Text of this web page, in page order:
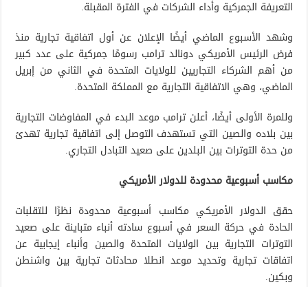
التعريفة الجمركية وأداء الشركات في الفترة المقبلة.
وشهد الأسبوع الماضي أيضًا الإعلان عن أول اتفاقية تجارية منذ
فرض الرئيس الأمريكي دونالد ترامب رسومًا جمركية على عدد كبير
من أهم الشركاء التجاريين للولايات المتحدة في الثاني من إبريل
الماضي، وهي الاتفاقية التجارية مع المملكة المتحدة.
وللمرة الأولى أيضًا، أعلن ترامب موعد البدء في المفاوضات التجارية
بين بلاده والصين التي تستهدف التوصل إلى اتفاقية تجارية تهدئ
من حدة التوترات بين البلدين على صعيد التبادل التجاري.
مكاسب أسبوعية محدودة للدولار الأمريكي
حقق الدولار الأمريكي مكاسب أسبوعية محدودة نظرًا للتقلبات
الحادة في حركة السعر في أسبوع سادته أنباء متباينة على صعيد
التوترات التجارية بين الولايات المتحدة والصين وأنباء إيجابية عن
اتفاقات تجارية وتحديد موعد انطلا محادثات تجارية بين واشنطن
وبكين.